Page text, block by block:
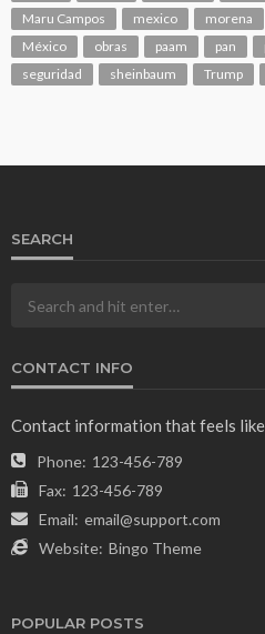
Maru Campos
mexico morena
México
obras paam pan
seguridad
sheinbaum Trump
SEARCH
CONTACT INFO
Contact information that feels
Phone: 123-456-789
Fax: 123-456-789
Email: email@support.com
Website: Bingo Theme
POPULAR POSTS